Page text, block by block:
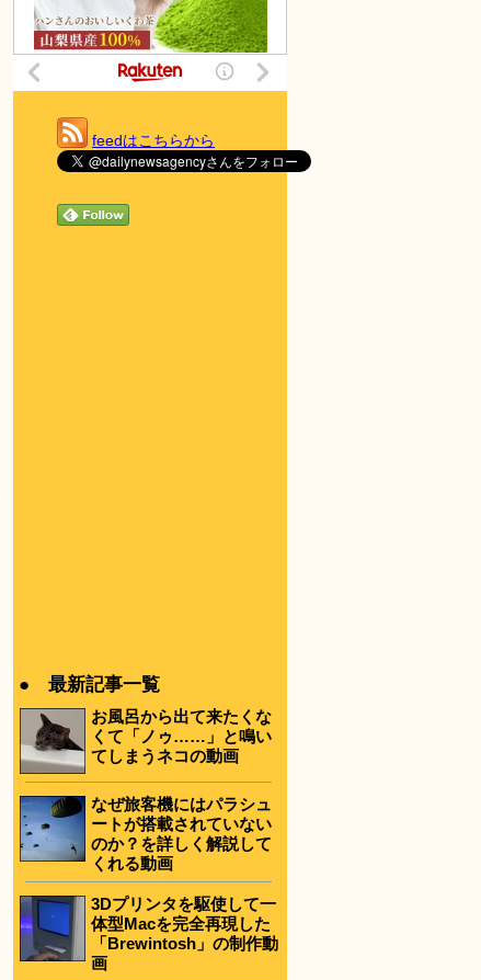
feedはこちらから
● 最新記事一覧
お風呂から出て来たくな
くて「ノゥ……」と鳴い
てしまうネコの動画
なぜ旅客機にはパラシュ
ートが搭載されていない
のか？を詳しく解説して
くれる動画
3Dプリンタを駆使して一
体型Macを完全再現した
「Brewintosh」の制作動
画